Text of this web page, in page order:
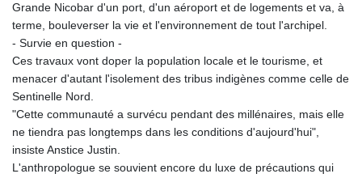
Grande Nicobar d'un port, d'un aéroport et de logements et va, à
terme, bouleverser la vie et l'environnement de tout l'archipel.
- Survie en question -
Ces travaux vont doper la population locale et le tourisme, et
menacer d'autant l'isolement des tribus indigènes comme celle de
Sentinelle Nord.
"Cette communauté a survécu pendant des millénaires, mais elle
ne tiendra pas longtemps dans les conditions d'aujourd'hui",
insiste Anstice Justin.
L'anthropologue se souvient encore du luxe de précautions qui